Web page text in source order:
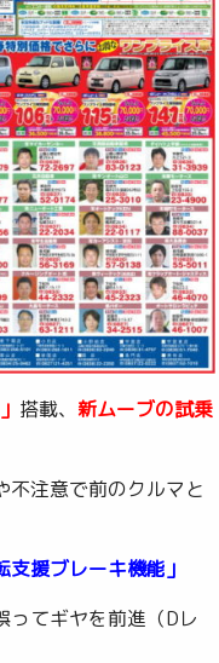
搭載、 新ムーブの試乗
注意で前のクルマと
援ブレーキ機能」
てギヤを前進（Dレ